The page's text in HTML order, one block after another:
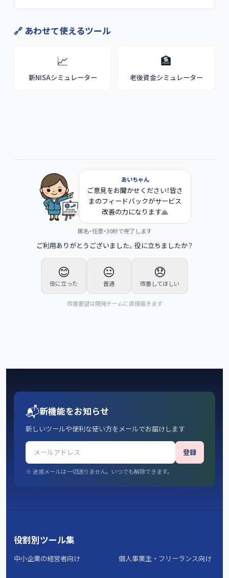
🔗 あわせて使えるツール
📈
新NISAシミュレーター
🏦
老後資金シミュレーター
あいちゃん
ご意見をお聞かせください！皆さ
まのフィードバックがサービス
改善の力になります🙏
匿名・任意・30秒で完了します
ご利用ありがとうございました。役に立ちましたか？
😊
役に立った
😐
普通
😞
改善してほしい
改善要望は開発チームに直接届きます
📬新機能をお知らせ
新しいツールや便利な使い方をメールでお届けします
登録
※ 迷惑メールは一切送りません。いつでも解除できます。
役割別ツール集
中小企業の経営者向け 個人事業主・フリーランス向け